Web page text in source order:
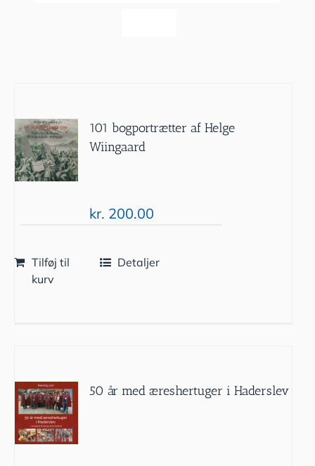
101 bogportrætter af Helge
Wiingaard
kr. 200.00
Tilføj til
kurv
Detaljer
50 år med æreshertuger i Haderslev